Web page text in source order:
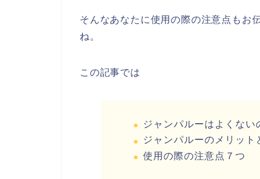
そんなあなたに使用の際の注意点もお
ね。
この記事では
ジャンパルーはよくない
ジャンパルーのメリット
使用の際の注意点７つ